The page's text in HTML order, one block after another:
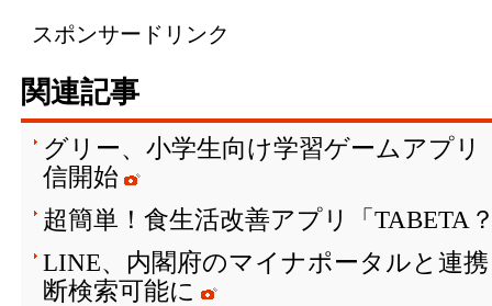
スポンサードリンク
関連記事
グリー、小学生向け学習ゲームアプリ
信開始
超簡単！食生活改善アプリ「TABETA
LINE、内閣府のマイナポータルと連
断検索可能に